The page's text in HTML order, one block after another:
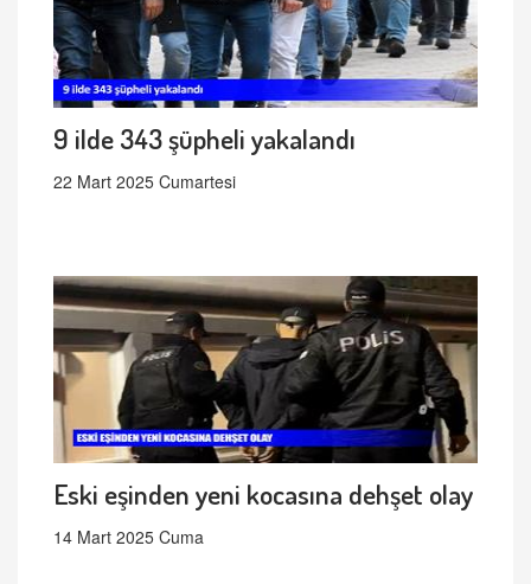
9 ilde 343 şüpheli yakalandı
22 Mart 2025 Cumartesi
Eski eşinden yeni kocasına dehşet olay
14 Mart 2025 Cuma